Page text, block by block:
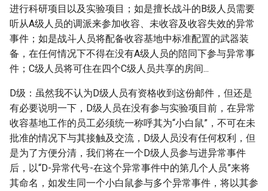
进行科研项目以及实验项目；如是擅长战斗的B级人员需要
听从A级人员的调派来参加收容、未收容及收容失效的异常
事件；如是战斗人员将配备收容基地中标准配置的武器装
备，在任何情况下不得在没有A级人员的陪同下参与异常事
件；C级人员将可住在四个C级人员共享的房间...
D级：虽然我不认为D级人员有资格收到这份邮件，但还是
有必要说明一下，D级人员在没有参与实验项目前，在异常
收容基地工作的员工必须统一称呼其为“小白鼠”，不可在未
批准的情况下与其接触及交流，D级人员没有任何权利，但
是为了方便分清，我们将在一个D级人员参与进异常事件
后，以“D-异常代号-在这个异常事件中的第几个人员”来将
其命名，如发生同一个小白鼠参与多个异常事件，将以其参